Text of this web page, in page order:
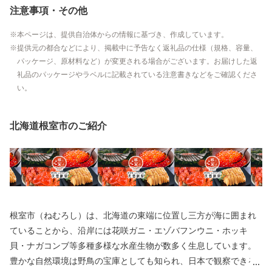
注意事項・その他
本ページは、提供自治体からの情報に基づき、作成しています。
提供元の都合などにより、掲載中に予告なく返礼品の仕様（規格、容量、
パッケージ、原材料など）が変更される場合がございます。お届けした返
礼品のパッケージやラベルに記載されている注意書きなどをご確認くださ
い。
北海道根室市のご紹介
根室市（ねむろし）は、北海道の東端に位置し三方が海に囲まれ
ていることから、沿岸には花咲ガニ・エゾバフンウニ・ホッキ
貝・ナガコンブ等多種多様な水産生物が数多く生息しています。
豊かな自然環境は野鳥の宝庫としても知られ、日本で観察できる